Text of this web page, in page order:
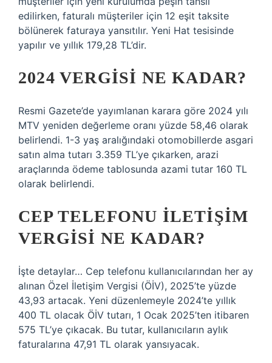
edilirken, faturalı müşteriler için 12 eşit taksite
bölünerek faturaya yansıtılır. Yeni Hat tesisinde
yapılır ve yıllık 179,28 TL’dir.
2024 VERGISI NE KADAR?
Resmi Gazete’de yayımlanan karara göre 2024 yılı
MTV yeniden değerleme oranı yüzde 58,46 olarak
belirlendi. 1-3 yaş aralığındaki otomobillerde asgari
satın alma tutarı 3.359 TL’ye çıkarken, arazi
araçlarında ödeme tablosunda azami tutar 160 TL
olarak belirlendi.
CEP TELEFONU ILETIŞIM
VERGISI NE KADAR?
İşte detaylar… Cep telefonu kullanıcılarından her ay
alınan Özel İletişim Vergisi (ÖİV), 2025’te yüzde
43,93 artacak. Yeni düzenlemeyle 2024’te yıllık
400 TL olacak ÖİV tutarı, 1 Ocak 2025’ten itibaren
575 TL’ye çıkacak. Bu tutar, kullanıcıların aylık
faturalarına 47,91 TL olarak yansıyacak.